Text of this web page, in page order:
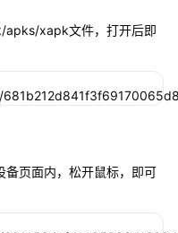
apks/xapk文件，打开后即
页面内，松开鼠标，即可